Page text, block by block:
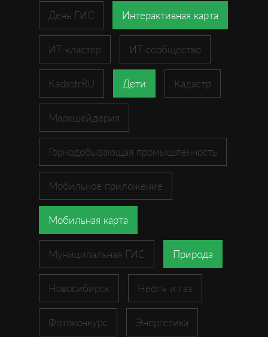
День ГИС Интерактивная карта
ИТ-кластер ИТ-сообщество
KadastrRU Дети Кадастр
Маркшейдерия
Горнодобывающая промышленность
Мобильное приложение
Мобильная карта
Муниципальная ГИС Природа
Новосибирск Нефть и газ
Фотоконкурс Энергетика